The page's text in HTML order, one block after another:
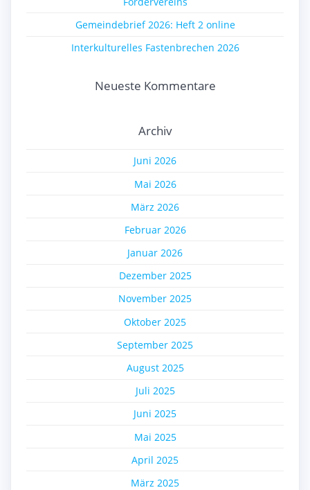
Gemeindebrief 2026: Heft 2 online
Interkulturelles Fastenbrechen 2026
Neueste Kommentare
Archiv
Juni 2026
Mai 2026
März 2026
Februar 2026
Januar 2026
Dezember 2025
November 2025
Oktober 2025
September 2025
August 2025
Juli 2025
Juni 2025
Mai 2025
April 2025
März 2025